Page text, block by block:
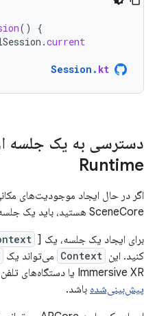
()
{
.current
Session . kt
Runtime
SceneCore هستید، باید یک جلسه (session) ایجاد کنید.
برای ایجاد یک جلسه، یک [
کنید. این Context می‌تواند یک
Immersive XR یا دستگاه‌های تلفن همراه یا یک
پیش‌بینی‌شده باشد.